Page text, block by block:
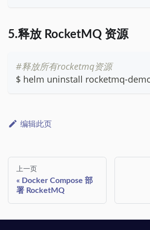
5.释放 RocketMQ 资源
#释放所有rocketmq资源
$ helm uninstall rocketmq-
编辑此页
上一页
Docker Compose 部
署 RocketMQ